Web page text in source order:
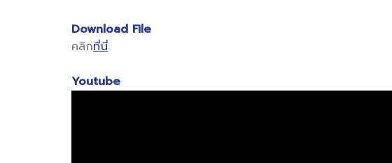
Download File
คลิกที่นี่
Youtube